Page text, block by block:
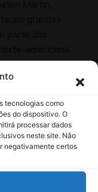
tecnologias como
do dispositivo. O
processar dados
neste site. Não
negativamente certos